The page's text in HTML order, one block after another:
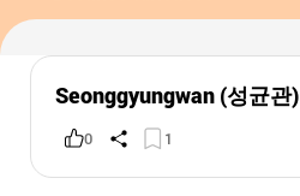
Seonggyungwan (성균관)
0 1